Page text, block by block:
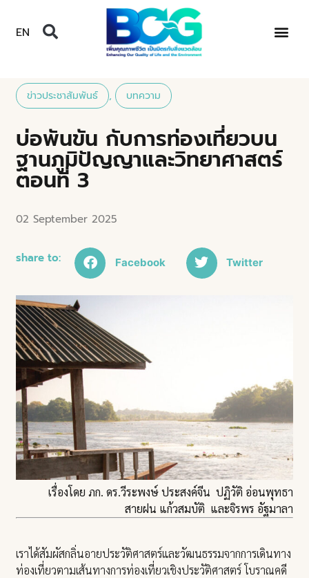
EN
ข่าวประชาสัมพันธ์ , บทความ
บ่อพันขัน กับการท่องเที่ยวบน
ฐานภูมิปัญญาและวิทยาศาสตร์
ตอนที่ 3
02 September 2025
share to: Facebook Twitter
เรื่องโดย ภก. ดร.วีระพงษ์ ประสงค์จีน ปฏิวัติ อ่อนพุทธา
สายฝน แก้วสมบัติ และจิรพร อัฐมาลา
เราได้สัมผัสกลิ่นอายประวัติศาสตร์และวัฒนธรรมจากการเดินทาง
ท่องเที่ยวตามเส้นทางการท่องเที่ยวเชิงประวัติศาสตร์ โบราณคดี